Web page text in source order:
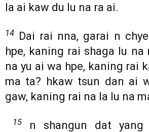
la ai kaw du lu na ra ai.
14 Dai rai nna, garai n
hpe, kaning rai shaga lu na
na yu ai wa hpe, kaning rai
ma ta? hkaw tsun dan ai
gaw, kaning rai na la lu na
15
n shangun dat yang